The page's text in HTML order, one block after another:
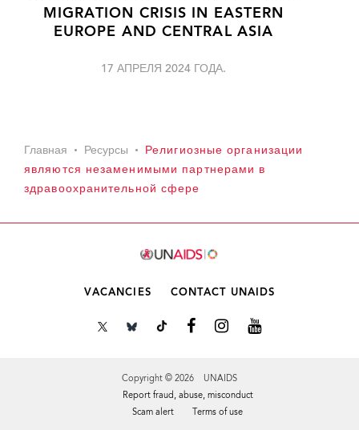
MIGRATION CRISIS IN EASTERN
EUROPE AND CENTRAL ASIA
17 АПРЕЛЯ 2024 ГОДА.
Главная Ресурсы
Религиозные организации
являются незаменимыми партнерами в
здравоохранительной сфере
VACANCIES CONTACT UNAIDS
Copyright © 2026 UNAIDS
Report fraud, abuse, misconduct
Scam alert
Terms of use